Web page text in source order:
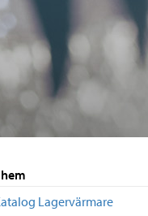
Lagervärmare